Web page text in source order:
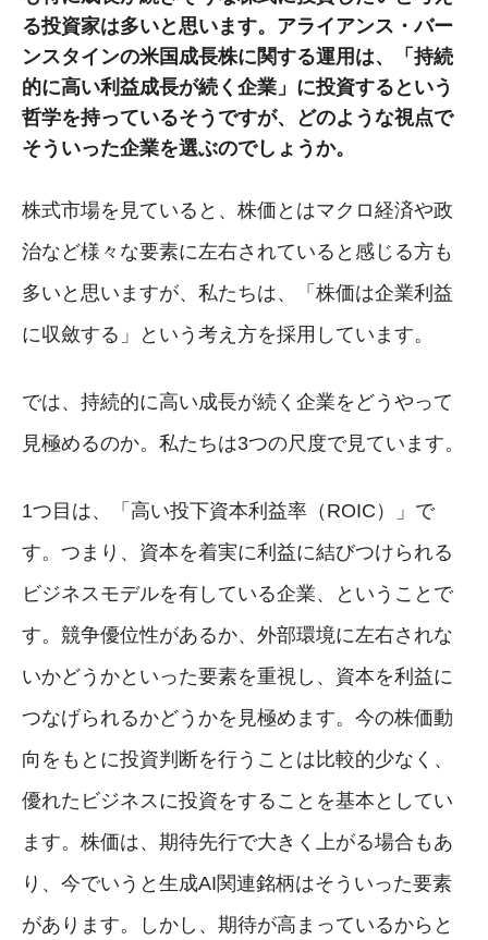
る投資家は多いと思います。アライアンス・バー
ンスタインの米国成長株に関する運用は、「持続
的に高い利益成長が続く企業」に投資するという
哲学を持っているそうですが、どのような視点で
そういった企業を選ぶのでしょうか。
株式市場を見ていると、株価とはマクロ経済や政
治など様々な要素に左右されていると感じる方も
多いと思いますが、私たちは、「株価は企業利益
に収斂する」という考え方を採用しています。
では、持続的に高い成長が続く企業をどうやって
見極めるのか。私たちは3つの尺度で見ています。
1つ目は、「高い投下資本利益率（ROIC）」で
す。つまり、資本を着実に利益に結びつけられる
ビジネスモデルを有している企業、ということで
す。競争優位性があるか、外部環境に左右されな
いかどうかといった要素を重視し、資本を利益に
つなげられるかどうかを見極めます。今の株価動
向をもとに投資判断を行うことは比較的少なく、
優れたビジネスに投資をすることを基本としてい
ます。株価は、期待先行で大きく上がる場合もあ
り、今でいうと生成AI関連銘柄はそういった要素
があります。しかし、期待が高まっているからと